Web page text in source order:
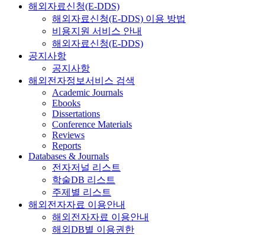
해외자료신청(E-DDS)
해외자료신청(E-DDS) 이용 방법
비용지원 서비스 안내
해외자료신청(E-DDS)
공지사항
공지사항
해외전자정보서비스 검색
Academic Journals
Ebooks
Dissertations
Conference Materials
Reviews
Reports
Databases & Journals
전자저널 리스트
학술DB 리스트
주제별 리스트
해외전자자료 이용안내
해외전자자료 이용안내
해외DB별 이용권한